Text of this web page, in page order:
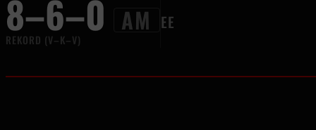
8–6–0 AM
REKORD (V–K–V)
EE